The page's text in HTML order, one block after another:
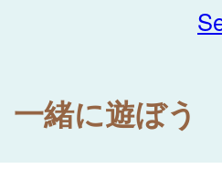
一緒に遊ぼう